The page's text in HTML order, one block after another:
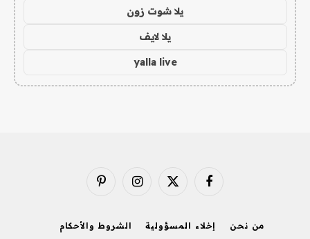
يلا شوت زون
يلا لايف
yalla live
فيسبوك X
الانستغرامبينتيريست
من نحن إخلاء المسؤولية الشروط والأحكام